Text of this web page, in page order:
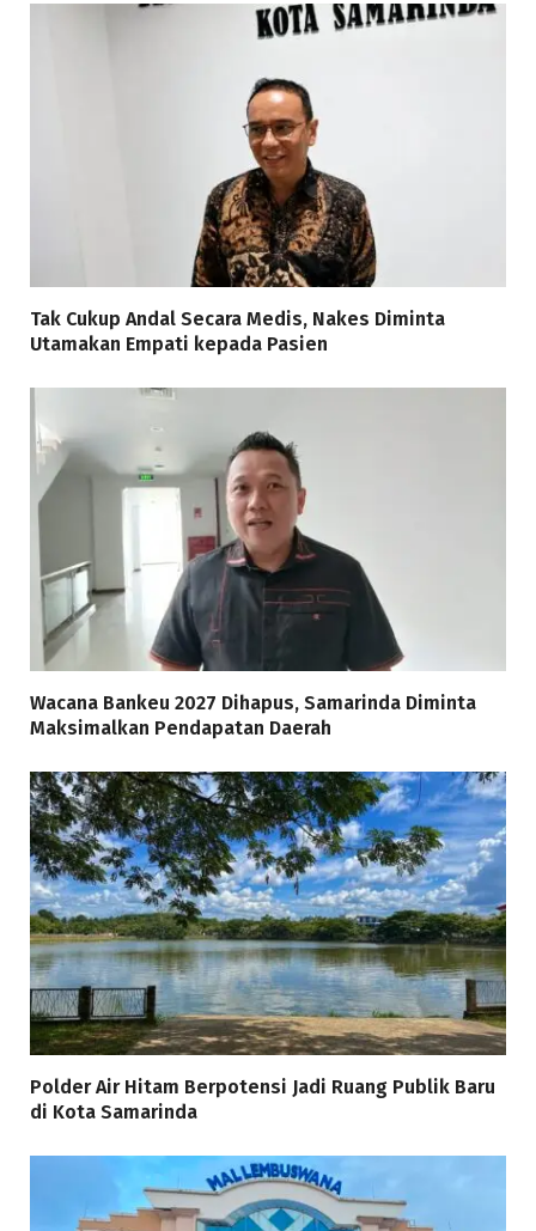
Tak Cukup Andal Secara Medis, Nakes Diminta
Utamakan Empati kepada Pasien
Wacana Bankeu 2027 Dihapus, Samarinda Diminta
Maksimalkan Pendapatan Daerah
Polder Air Hitam Berpotensi Jadi Ruang Publik Baru
di Kota Samarinda